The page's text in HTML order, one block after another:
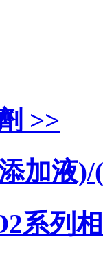
>>
加液)/
系列